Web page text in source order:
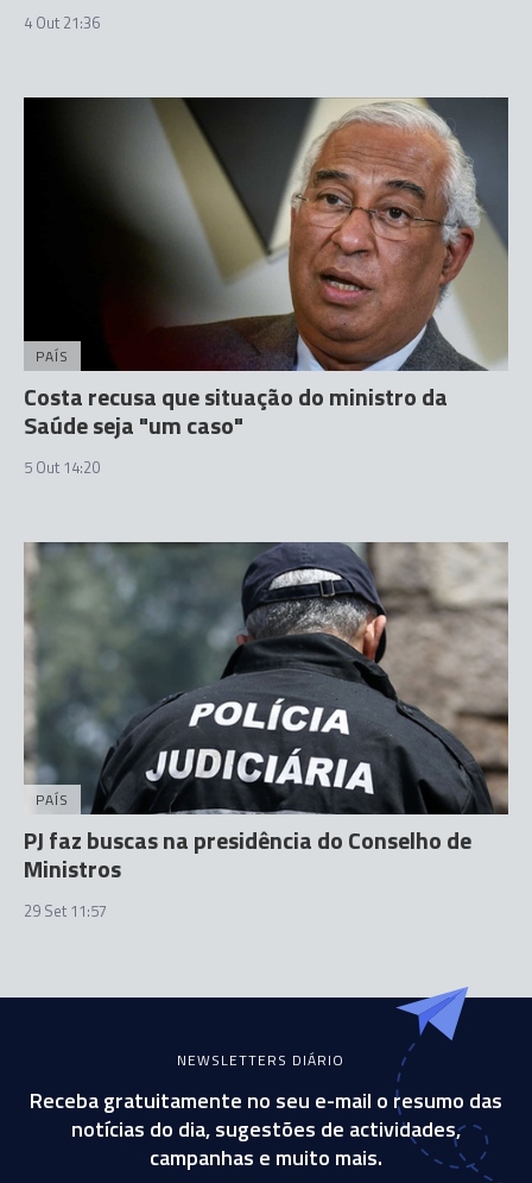
4 Out 21:36
PAÍS
Costa recusa que situação do ministro da
Saúde seja "um caso"
5 Out 14:20
PAÍS
PJ faz buscas na presidência do Conselho de
Ministros
29 Set 11:57
NEWSLETTERS DIÁRIO
Receba gratuitamente no seu e-mail o resumo das
notícias do dia, sugestões de actividades,
campanhas e muito mais.